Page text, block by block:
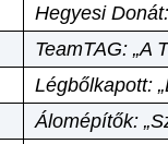
Hegyesi
TeamTAG: „A
Légbőlkapott:
Álomépítők: